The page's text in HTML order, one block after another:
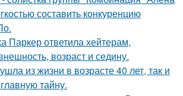
составить конкуренцию
Паркер ответила хейтерам,
возраст и седину.
из жизни в возрасте 40 лет, так и
тайну.